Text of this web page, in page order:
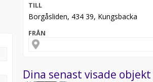
TILL
Borgåsliden, 434 39, Kungsbacka
FRÅN
Dina senast visade objekt